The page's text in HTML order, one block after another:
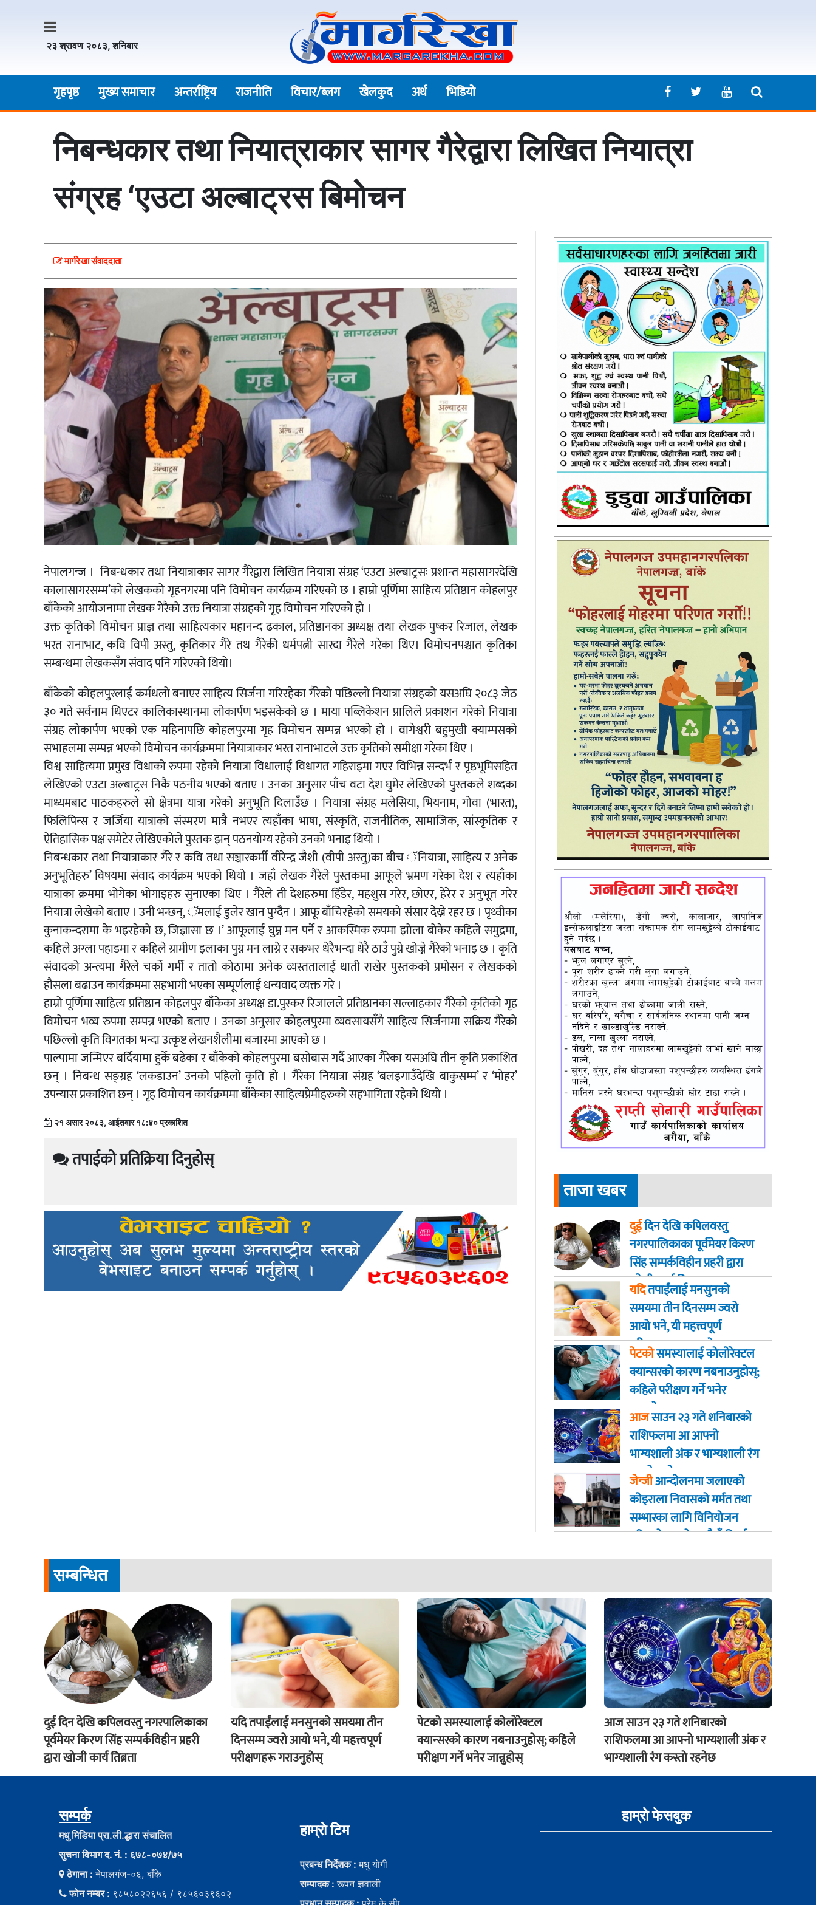
२३ श्रावण २०८३, शनिबार
गृहपृष्ठ मुख्य समाचार अन्तर्राष्ट्रिय राजनीति विचार/ब्लग खेलकुद अर्थ भिडियाे
निबन्धकार तथा नियात्राकार सागर गैरेद्वारा लिखित नियात्रा
संग्रह ‘एउटा अल्बाट्रस बिमाेचन
मार्गरेखा संवाददाता
नेपालगन्ज । निबन्धकार तथा नियात्राकार सागर गैरेद्वारा लिखित नियात्रा संग्रह ‘एउटा अल्बाट्रसः प्रशान्त महासागरदेखि
कालासागरसम्म’को लेखकको गृहनगरमा पनि विमोचन कार्यक्रम गरिएको छ । हाम्रो पूर्णिमा साहित्य प्रतिष्ठान कोहलपुर
बाँकेको आयोजनामा लेखक गेरैको उक्त नियात्रा संग्रहको गृह विमोचन गरिएको हो ।
उक्त कृतिको विमोचन प्राज्ञ तथा साहित्यकार महानन्द ढकाल, प्रतिष्ठानका अध्यक्ष तथा लेखक पुष्कर रिजाल, लेखक
भरत रानाभाट, कवि विपी अस्तु, कृतिकार गैरे तथ गैरेकी धर्मपत्नी सारदा गैरेले गरेका थिए। विमोचनपश्चात कृतिका
सम्बन्धमा लेखकसँग संवाद पनि गरिएको थियो।
बाँकेको कोहलपुरलाई कर्मथलो बनाएर साहित्य सिर्जना गरिरहेका गैरेको पछिल्लो नियात्रा संग्रहको यसअघि २०८३ जेठ
३० गते सर्वनाम थिएटर कालिकास्थानमा लोकार्पण भइसकेको छ । माया पब्लिकेशन प्रालिले प्रकाशन गरेको नियात्रा
संग्रह लोकार्पण भएको एक महिनापछि कोहलपुरमा गृह विमोचन सम्पन्न भएको हो । वागेश्वरी बहुमुखी क्याम्पसको
सभाहलमा सम्पन्न भएको विमोचन कार्यक्रममा नियात्राकार भरत रानाभाटले उक्त कृतिको समीक्षा गरेका थिए ।
विश्व साहित्यमा प्रमुख विधाको रुपमा रहेको नियात्रा विधालाई विधागत गहिराइमा गएर विभिन्न सन्दर्भ र पृष्ठभूमिसहित
लेखिएको एउटा अल्बाट्रस निकै पठनीय भएको बताए । उनका अनुसार पाँच वटा देश घुमेर लेखिएको पुस्तकले शब्दका
माध्यमबाट पाठकहरुले सो क्षेत्रमा यात्रा गरेको अनुभूति दिलाउँछ । नियात्रा संग्रह मलेसिया, भियनाम, गोवा (भारत),
फिलिपिन्स र जर्जिया यात्राको संस्मरण मात्रै नभएर त्यहाँका भाषा, संस्कृति, राजनीतिक, सामाजिक, सांस्कृतिक र
ऐतिहासिक पक्ष समेटेर लेखिएकोले पुस्तक झन् पठनयोग्य रहेको उनको भनाइ थियो ।
निबन्धकार तथा नियात्राकार गैरे र कवि तथा सञ्चारकर्मी वीरेन्द्र जैशी (वीपी अस्तु)का बीच ॅनियात्रा, साहित्य र अनेक
अनुभूतिहरु’ विषयमा संवाद कार्यक्रम भएको थियो । जहाँ लेखक गैरेले पुस्तकमा आफूले भ्रमण गरेका देश र त्यहाँका
यात्राका क्रममा भोगेका भोगाइहरु सुनाएका थिए । गैरेले ती देशहरुमा हिँडेर, महशुस गरेर, छोएर, हेरेर र अनुभूत गरेर
नियात्रा लेखेको बताए । उनी भन्छन्, ॅमलाई डुलेर खान पुग्दैन । आफू बाँचिरहेको समयको संसार देख्ने रहर छ । पृथ्वीका
कुनाकन्दरामा के भइरहेको छ, जिज्ञासा छ ।’ आफूलाई घुम्न मन पर्ने र आकस्मिक रुपमा झोला बोकेर कहिले समुद्रमा,
कहिले अग्ला पहाडमा र कहिले ग्रामीण इलाका पुग्न मन लाग्ने र सकभर धेरैभन्दा धेरै ठाउँ पुग्ने खोज्ने गैरेको भनाइ छ । कृति
संवादको अन्त्यमा गैरेले चर्को गर्मी र तातो कोठामा अनेक व्यस्ततालाई थाती राखेर पुस्तकको प्रमोसन र लेखकको
हौसला बढाउन कार्यक्रममा सहभागी भएका सम्पूर्णलाई धन्यवाद व्यक्त गरे ।
हाम्रो पूर्णिमा साहित्य प्रतिष्ठान कोहलपुर बाँकेका अध्यक्ष डा.पुस्कर रिजालले प्रतिष्ठानका सल्लाहकार गैरेको कृतिको गृह
विमोचन भव्य रुपमा सम्पन्न भएको बताए । उनका अनुसार कोहलपुरमा व्यवसायसँगै साहित्य सिर्जनामा सक्रिय गैरेको
पछिल्लो कृति विगतका भन्दा उत्कृष्ट लेखनशैलीमा बजारमा आएको छ ।
पाल्पामा जन्मिएर बर्दियामा हुर्के बढेका र बाँकेको कोहलपुरमा बसोबास गर्दै आएका गैरेका यसअघि तीन कृति प्रकाशित
छन् । निबन्ध सङ्ग्रह ‘लकडाउन’ उनको पहिलो कृति हो । गैरेका नियात्रा संग्रह ‘बलइगाउँदेखि बाकुसम्म’ र ‘मोहर’
उपन्यास प्रकाशित छन् । गृह विमोचन कार्यक्रममा बाँकेका साहित्यप्रेमीहरुको सहभागिता रहेको थियो ।
२१ असार २०८३, आईतवार १८:४० प्रकाशित
तपाईको प्रतिक्रिया दिनुहोस्
ताजा खबर
दुईदिन देखि कपिलवस्तु
नगरपालिकाका पूर्वमेयर किरण
सिंह सम्पर्कविहीन प्रहरी द्वारा
खाेजी कार्य तिब्रता
यदितपाईंलाई मनसुनको
समयमा तीन दिनसम्म ज्वरो
आयो भने, यी महत्त्वपूर्ण
परीक्षणहरू गराउनुहोस्
पेटकोसमस्यालाई कोलोरेक्टल
क्यान्सरको कारण नबनाउनुहोस्;
कहिले परीक्षण गर्ने भनेर
जान्नुहोस्
आजसाउन २३ गते शनिबारकाे
राशिफलमा आ आफ्नो
भाग्यशाली अंक र भाग्यशाली रंग
कस्तो रहनेछ
जेन्जीआन्दोलनमा जलाएकाे
कोइराला निवासको मर्मत तथा
सम्भारका लागि विनियोजन
गरिएको २ करोड रुपैयाँ फिर्ता
सम्बन्धित
दुई दिन देखि कपिलवस्तु नगरपालिकाका
पूर्वमेयर किरण सिंह सम्पर्कविहीन प्रहरी
द्वारा खाेजी कार्य तिब्रता
यदि तपाईंलाई मनसुनको समयमा तीन
दिनसम्म ज्वरो आयो भने, यी महत्त्वपूर्ण
परीक्षणहरू गराउनुहोस्
पेटको समस्यालाई कोलोरेक्टल
क्यान्सरको कारण नबनाउनुहोस्; कहिले
परीक्षण गर्ने भनेर जान्नुहोस्
आज साउन २३ गते शनिबारकाे
राशिफलमा आ आफ्नो भाग्यशाली अंक र
भाग्यशाली रंग कस्तो रहनेछ
सम्पर्क
मधु मिडिया प्रा.ली.द्धारा संचालित
सुचना विभाग द. नं. : ६७८-०७४/७५
ठेगाना :नेपालगंज-०६, बाँके
फोन नम्बर : ९८५८०२२६५६ / ९८५६०३९६०२
हाम्राे टिम
प्रबन्ध निर्देशक :मधु याेगी
सम्पादक :रूपन ज्ञवाली
हाम्राे फेसबुक